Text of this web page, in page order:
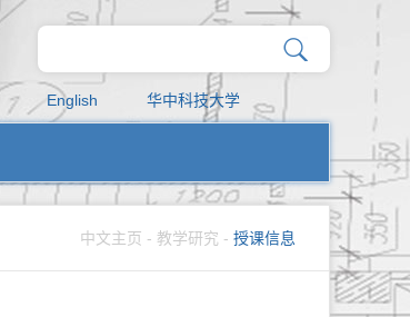
English 华中科技大学
中文主页 - 教学研究 - 授课信息